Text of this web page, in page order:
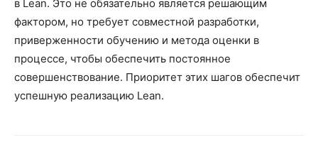
в Lean. Это не обязательно является решающим
фактором, но требует совместной разработки,
приверженности обучению и метода оценки в
процессе, чтобы обеспечить постоянное
совершенствование. Приоритет этих шагов обеспечит
успешную реализацию Lean.